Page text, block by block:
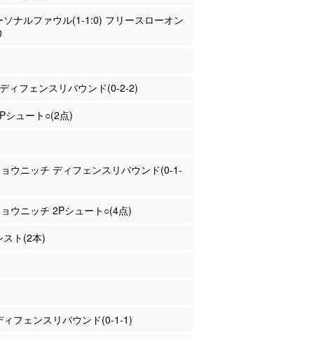
ソナルファウル(1-1:0) フリースローオン
ィフェンスリバウンド(0-2-2)
シュート○(2点)
ウニッチ ディフェンスリバウンド(0-1-
ウニッチ 2Pシュート○(4点)
スト(2本)
ィフェンスリバウンド(0-1-1)